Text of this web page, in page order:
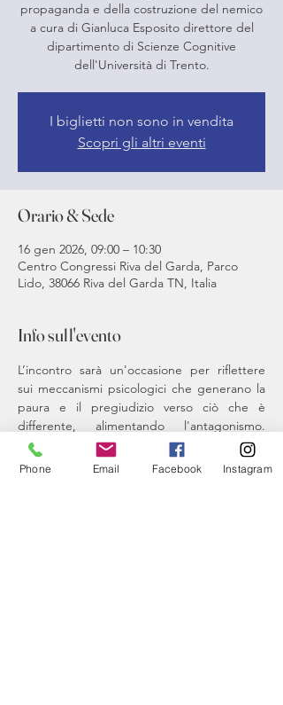
propaganda e della costruzione del nemico
a cura di Gianluca Esposito direttore del
dipartimento di Scienze Cognitive
dell'Università di Trento.
I biglietti non sono in vendita
Scopri gli altri eventi
Orario & Sede
16 gen 2026, 09:00 – 10:30
Centro Congressi Riva del Garda, Parco
Lido, 38066 Riva del Garda TN, Italia
Info sull'evento
L’incontro sarà un'occasione per riflettere
sui meccanismi psicologici che generano la
paura e il pregiudizio verso ciò che è
differente, alimentando l'antagonismo.
L'argomento verrà esplorato dal Prof.
Gianluca Esposito, Direttore del
Phone Email Facebook Instagram